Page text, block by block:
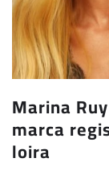
Marina
marca
loira